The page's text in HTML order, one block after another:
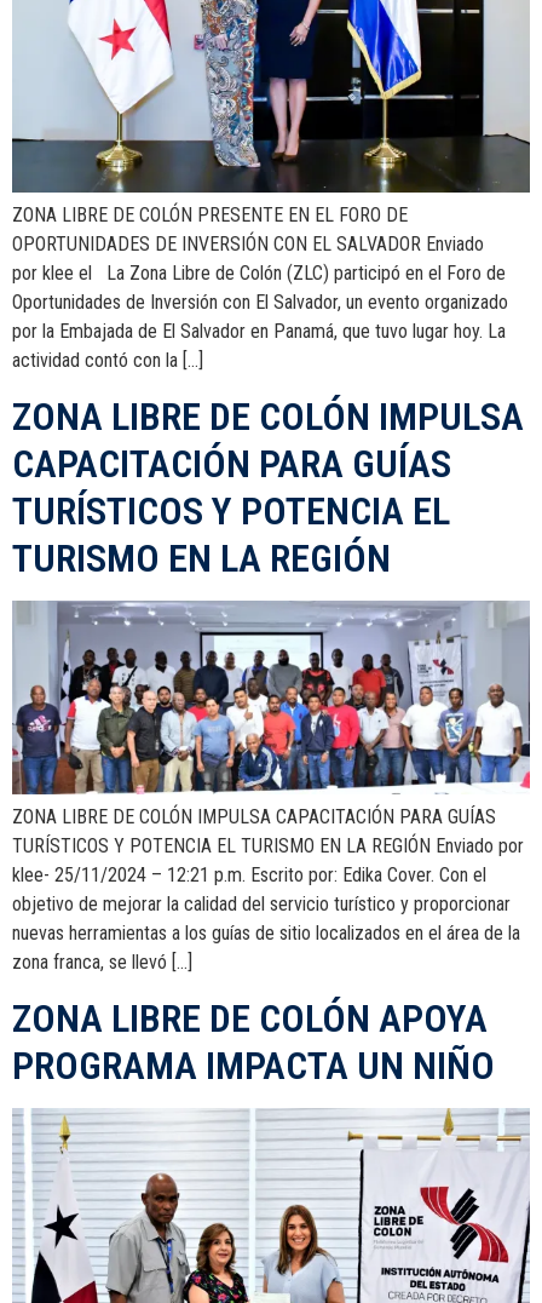
ZONA LIBRE DE COLÓN PRESENTE EN EL FORO DE
OPORTUNIDADES DE INVERSIÓN CON EL SALVADOR Enviado
por klee el La Zona Libre de Colón (ZLC) participó en el Foro de
Oportunidades de Inversión con El Salvador, un evento organizado
por la Embajada de El Salvador en Panamá, que tuvo lugar hoy. La
actividad contó con la […]
ZONA LIBRE DE COLÓN IMPULSA
CAPACITACIÓN PARA GUÍAS
TURÍSTICOS Y POTENCIA EL
TURISMO EN LA REGIÓN
ZONA LIBRE DE COLÓN IMPULSA CAPACITACIÓN PARA GUÍAS
TURÍSTICOS Y POTENCIA EL TURISMO EN LA REGIÓN Enviado por
klee- 25/11/2024 – 12:21 p.m. Escrito por: Edika Cover. Con el
objetivo de mejorar la calidad del servicio turístico y proporcionar
nuevas herramientas a los guías de sitio localizados en el área de la
zona franca, se llevó […]
ZONA LIBRE DE COLÓN APOYA
PROGRAMA IMPACTA UN NIÑO